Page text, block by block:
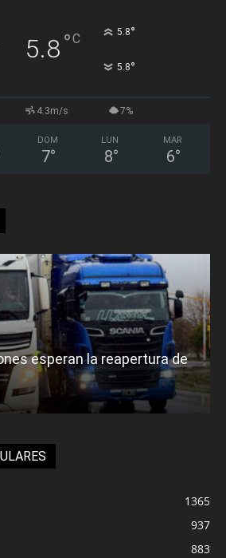
5.8°C 5.8°
5.8°
4.3m/s 7%
DOM
7°
LUN
8°
MAR
6°
esperan la reapertura de
1365
937
883